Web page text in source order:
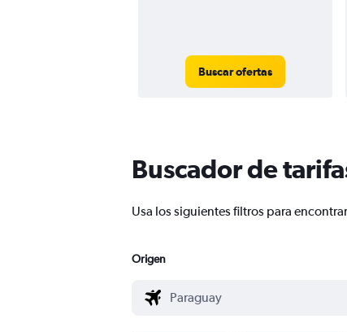
Buscar ofertas
Buscador de
Usa los siguientes filtros para
Origen